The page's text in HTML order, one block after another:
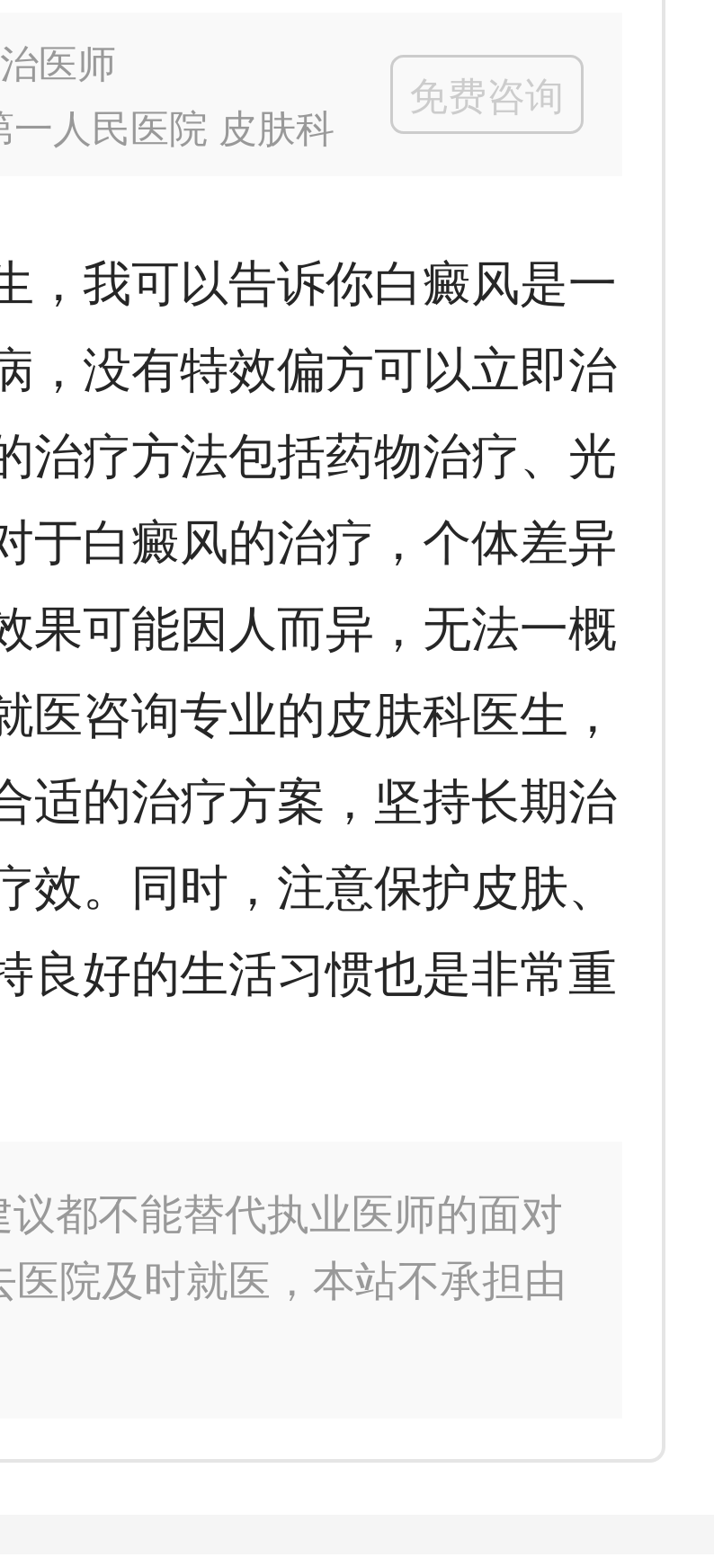
医师
一人民医院 皮肤科
免费咨询
，我可以告诉你白癜风是一
，没有特效偏方可以立即治
治疗方法包括药物治疗、光
于白癜风的治疗，个体差异
果可能因人而异，无法一概
医咨询专业的皮肤科医生，
适的治疗方案，坚持长期治
效。同时，注意保护皮肤、
良好的生活习惯也是非常重
都不能替代执业医师的面对
院及时就医，本站不承担由